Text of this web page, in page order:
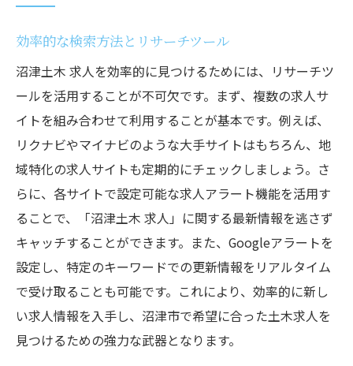
効率的な検索方法とリサーチツール
沼津土木 求人を効率的に見つけるためには、リサーチツ
ールを活用することが不可欠です。まず、複数の求人サ
イトを組み合わせて利用することが基本です。例えば、
リクナビやマイナビのような大手サイトはもちろん、地
域特化の求人サイトも定期的にチェックしましょう。さ
らに、各サイトで設定可能な求人アラート機能を活用す
ることで、「沼津土木 求人」に関する最新情報を逃さず
キャッチすることができます。また、Googleアラートを
設定し、特定のキーワードでの更新情報をリアルタイム
で受け取ることも可能です。これにより、効率的に新し
い求人情報を入手し、沼津市で希望に合った土木求人を
見つけるための強力な武器となります。